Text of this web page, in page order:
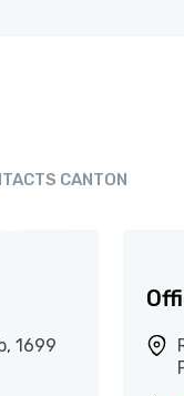
CANTON
1699